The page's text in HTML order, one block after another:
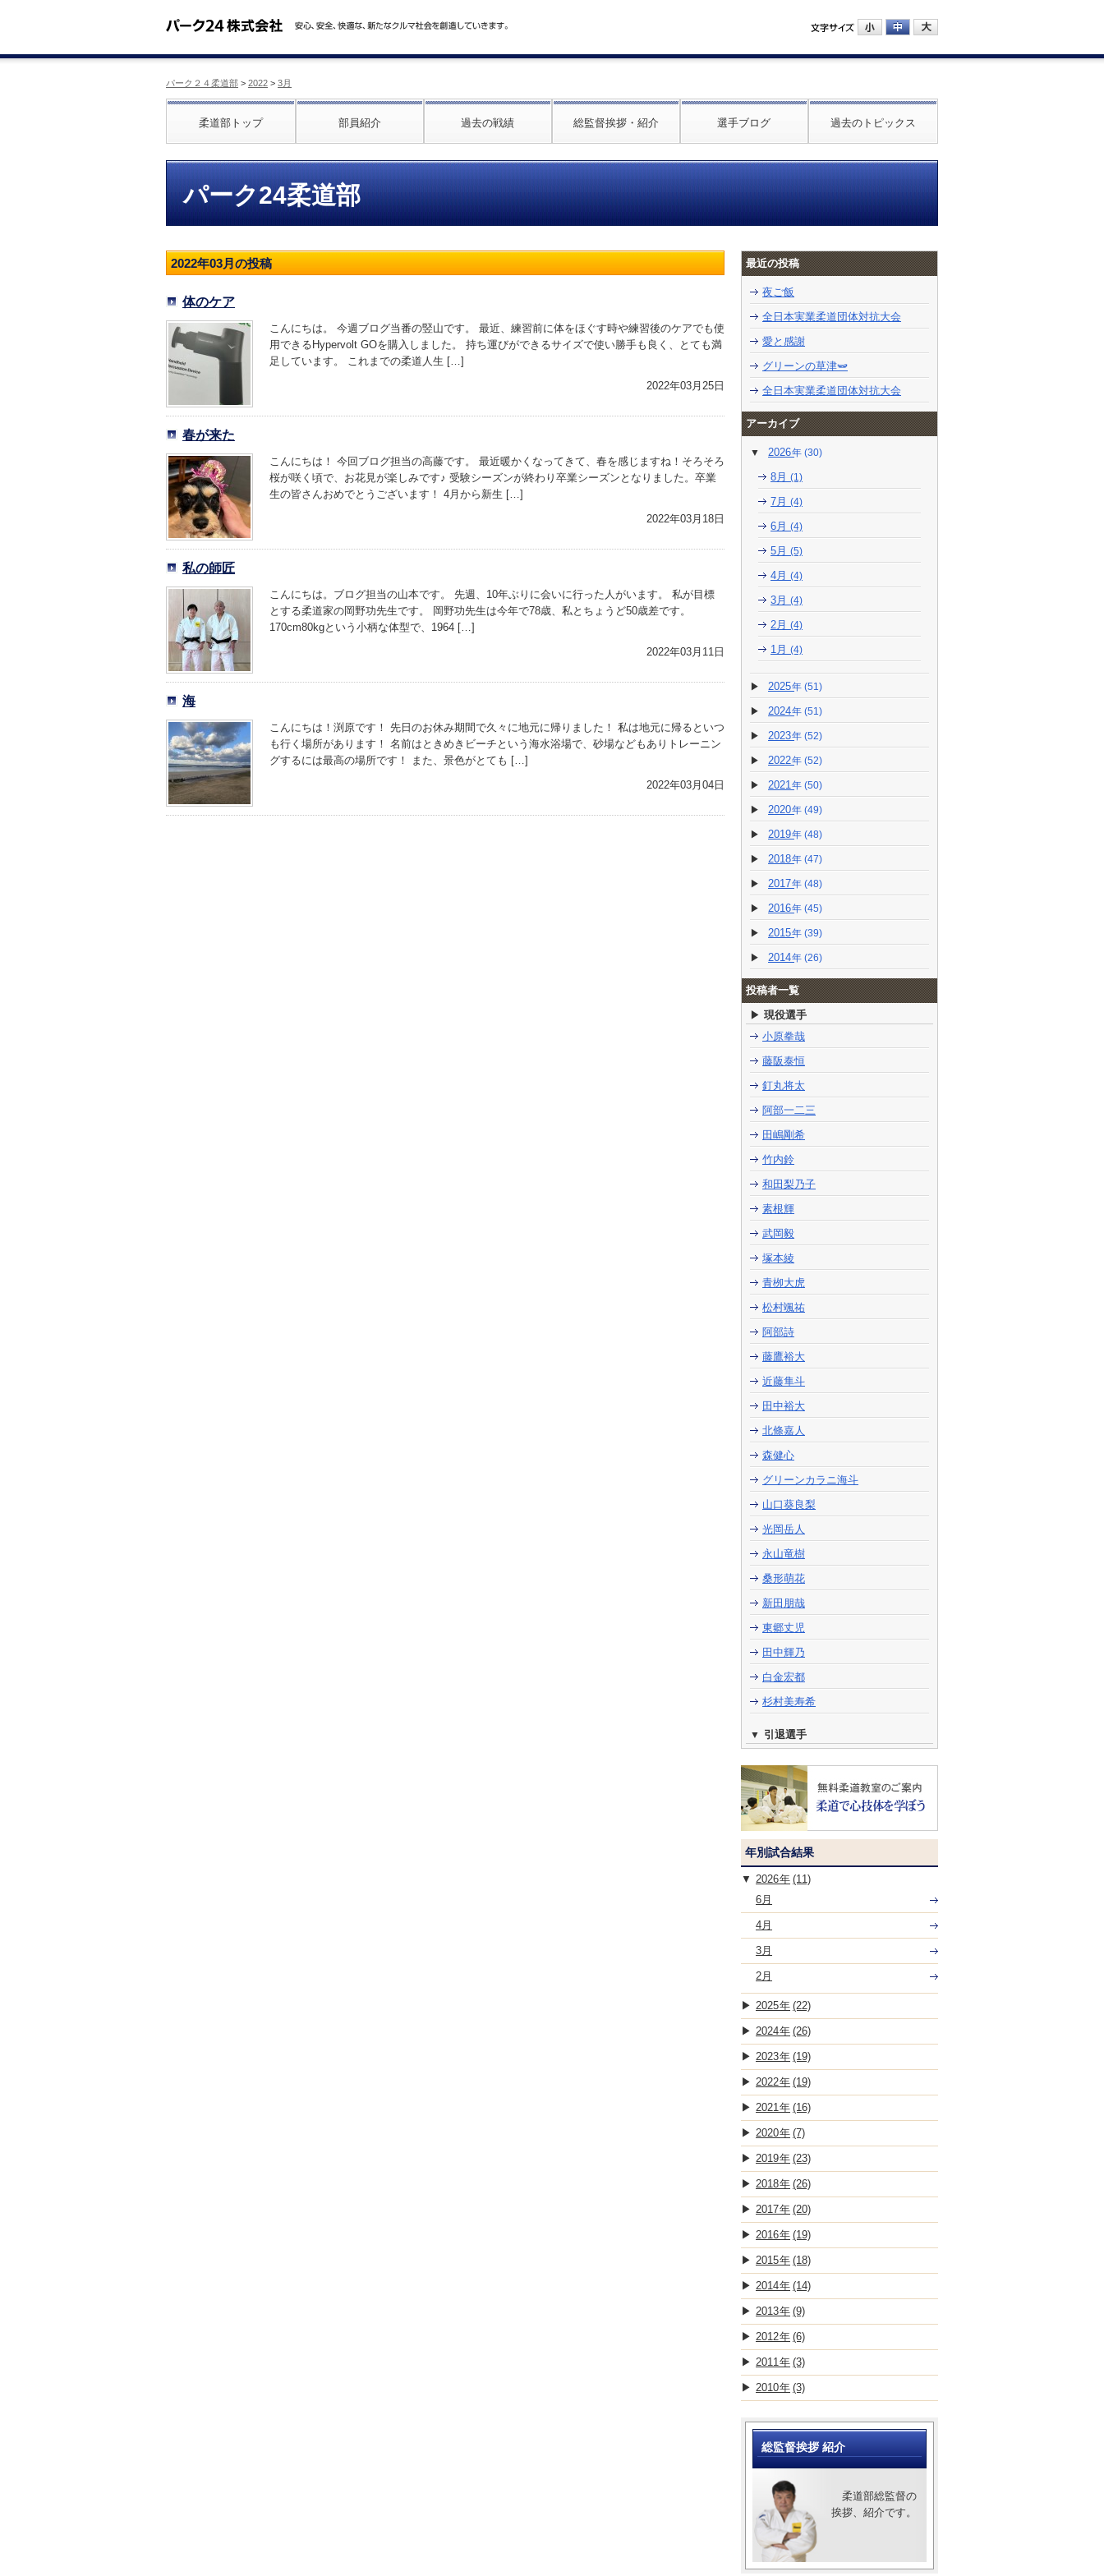
パーク２４柔道部 > 2022 > 3月
柔道部トップ 部員紹介 過去の戦績 総監督挨拶・紹介 選手ブログ 過去のトピックス
パーク24柔道部
2022年03月の投稿
体のケア
こんにちは。 今週ブログ当番の竪山です。 最近、練習前に体をほぐす時や練習後のケアでも使
用できるHypervolt GOを購入しました。 持ち運びができるサイズで使い勝手も良く、とても満
足しています。 これまでの柔道人生 […]
2022年03月25日
春が来た
こんにちは！ 今回ブログ担当の高藤です。 最近暖かくなってきて、春を感じますね！そろそろ
桜が咲く頃で、お花見が楽しみです♪ 受験シーズンが終わり卒業シーズンとなりました。卒業
生の皆さんおめでとうございます！ 4月から新生 […]
2022年03月18日
私の師匠
こんにちは。ブログ担当の山本です。 先週、10年ぶりに会いに行った人がいます。 私が目標
とする柔道家の岡野功先生です。 岡野功先生は今年で78歳、私とちょうど50歳差です。
170cm80kgという小柄な体型で、1964 […]
2022年03月11日
海
こんにちは！渕原です！ 先日のお休み期間で久々に地元に帰りました！ 私は地元に帰るといつ
も行く場所があります！ 名前はときめきビーチという海水浴場で、砂場などもありトレーニン
グするには最高の場所です！ また、景色がとても […]
2022年03月04日
最近の投稿
夜ご飯
全日本実業柔道団体対抗大会
愛と感謝
グリーンの草津🫛
全日本実業柔道団体対抗大会
アーカイブ
2026 (30)
8月(1)
7月(4)
6月(4)
5月(5)
4月(4)
3月(4)
2月(4)
1月(4)
2025 (51)
2024 (51)
2023 (52)
2022 (52)
2021 (50)
2020 (49)
2019 (48)
2018 (47)
2017 (48)
2016 (45)
2015 (39)
2014 (26)
投稿者一覧
現役選手
小原拳哉
藤阪泰恒
釘丸将太
阿部一二三
田嶋剛希
竹内鈴
和田梨乃子
素根輝
武岡毅
塚本綾
青栁大虎
松村颯祐
阿部詩
藤鷹裕大
近藤隼斗
田中裕大
北條嘉人
森健心
グリーンカラニ海斗
山口葵良梨
光岡岳人
永山竜樹
桑形萌花
新田朋哉
東郷丈児
田中輝乃
白金宏都
杉村美寿希
引退選手
年別試合結果
2026
(11)
6月
4月
3月
2月
2025 (22)
2024 (26)
2023 (19)
2022 (19)
2021 (16)
2020 (7)
2019 (23)
2018 (26)
2017 (20)
2016 (19)
2015 (18)
2014 (14)
2013 (9)
2012 (6)
2011 (3)
2010 (3)
総監督挨拶 紹介
柔道部総監督の
挨拶、紹介です。